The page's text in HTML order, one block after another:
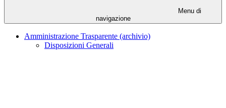
Menu di
navigazione
Amministrazione Trasparente (archivio)
Disposizioni Generali